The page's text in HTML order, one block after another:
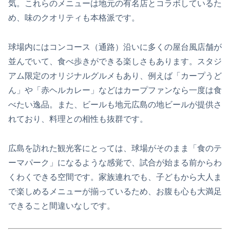
気。これらのメニューは地元の有名店とコラボしているた
め、味のクオリティも本格派です。
球場内にはコンコース（通路）沿いに多くの屋台風店舗が
並んでいて、食べ歩きができる楽しさもあります。スタジ
アム限定のオリジナルグルメもあり、例えば「カープうど
ん」や「赤ヘルカレー」などはカープファンなら一度は食
べたい逸品。また、ビールも地元広島の地ビールが提供さ
れており、料理との相性も抜群です。
広島を訪れた観光客にとっては、球場がそのまま「食のテ
ーマパーク」になるような感覚で、試合が始まる前からわ
くわくできる空間です。家族連れでも、子どもから大人ま
で楽しめるメニューが揃っているため、お腹も心も大満足
できること間違いなしです。